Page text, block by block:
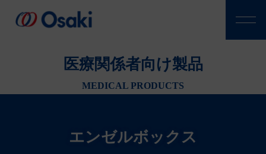
医療関係者向け製品
MEDICAL PRODUCTS
エンゼルボックス